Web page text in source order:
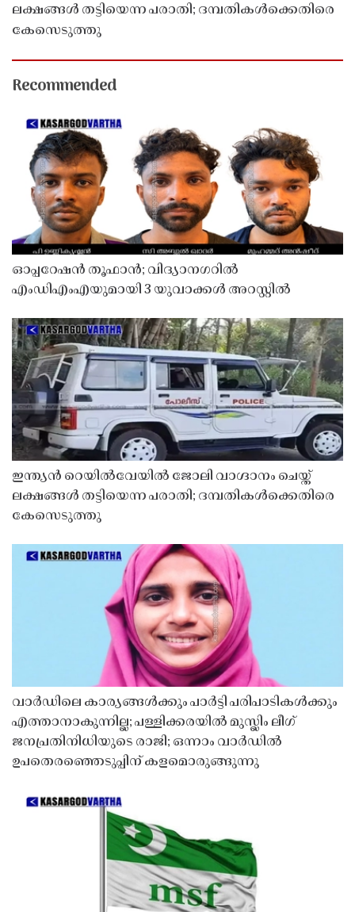
ലക്ഷങ്ങൾ തട്ടിയെന്ന പരാതി; ദമ്പതികൾക്കെതിരെ
കേസെടുത്തു
Recommended
ഓപ്പറേഷൻ തൂഫാൻ; വിദ്യാനഗറിൽ
എംഡിഎംഎയുമായി 3 യുവാക്കൾ അറസ്റ്റിൽ
ഇന്ത്യൻ റെയിൽവേയിൽ ജോലി വാഗ്ദാനം ചെയ്ത്
ലക്ഷങ്ങൾ തട്ടിയെന്ന പരാതി; ദമ്പതികൾക്കെതിരെ
കേസെടുത്തു
വാർഡിലെ കാര്യങ്ങൾക്കും പാർട്ടി പരിപാടികൾക്കും
എത്താനാകുന്നില്ല; പള്ളിക്കരയിൽ മുസ്ലിം ലീഗ്
ജനപ്രതിനിധിയുടെ രാജി; ഒന്നാം വാർഡിൽ
ഉപതെരഞ്ഞെടുപ്പിന് കളമൊരുങ്ങുന്നു